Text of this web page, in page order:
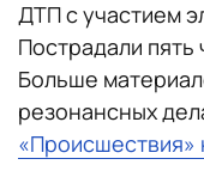
ДТП с участием
Пострадали
Больше
резонансных
«Происшествия»